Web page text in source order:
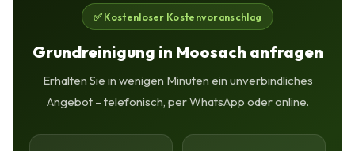
✅ Kostenloser Kostenvoranschlag
Grundreinigung in Moosach anfragen
Erhalten Sie in wenigen Minuten ein unverbindliches
Angebot – telefonisch, per WhatsApp oder online.